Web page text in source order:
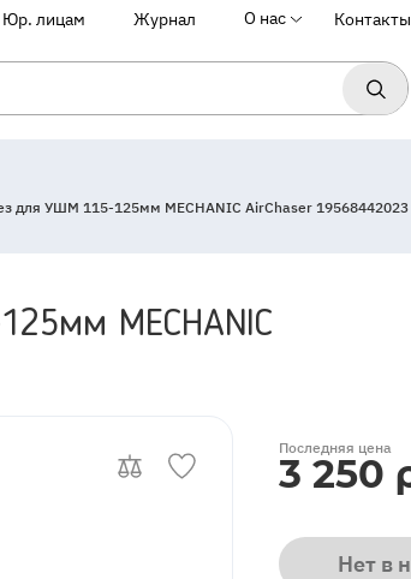
Юр. лицам Журнал О нас Контакты
для УШМ 115-125мм MECHANIC AirChaser 19568442023
MECHANIC
Последняя цена
3 250
Нет в